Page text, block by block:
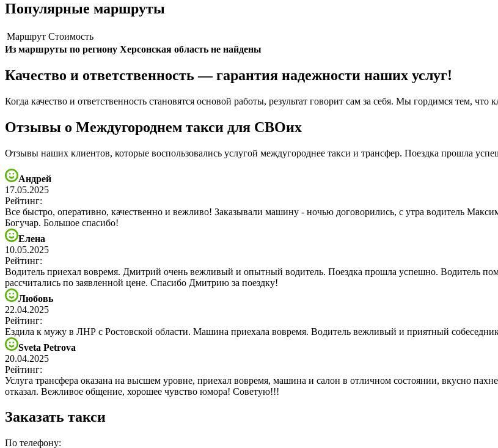
Популярные маршруты
Маршрут Стоимость
Из маршруты по региону Херсонская область не найдены
Качество и ответственность — гарантия надежности наших услуг!
Когда качество и ответственность становятся основой работы, результат говорит сам за себя. Мы гордимся тем, что
Отзывы о Междугороднем такси для СВОих
Отзывы наших клиентов, которые воспользовались услугой междугороднее такси и трансфер. Поездка прошла
Андрей
17.05.2025
Рейтинг:
Все быстро, оперативно, качественно и вежливо! Заказывали машину - ночью договорились, с утра водитель
Богучар. Большое спасибо!
Елена
10.05.2025
Рейтинг:
Водитель приехал вовремя. Дмитрий очень вежливый и опытный водитель. Поездка прошла успешно. Водитель
рассчитались по заявленной цене. Спасибо Дмитрию за поездку!
Любовь
22.04.2025
Рейтинг:
Ездила к мужу в ЛНР с Ростовской области. Машина приехала вовремя. Водитель вежливый и приятный
Sveta Petrova
20.04.2025
Рейтинг:
Услуга трансфера оказана на высшем уровне, приехал вовремя, машина и салон в отличном состоянии, вкусно
отказал. Вежливое общение, хорошее чувство юмора! Советую!!!
Заказать такси
По телефону: